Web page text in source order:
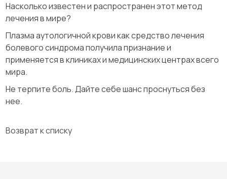
Насколько известен и распространен этот метод
лечения в мире?
Плазма аутологичной крови как средство лечения
болевого синдрома получила признание и
применяется в клиниках и медицинских центрах всего
мира.
Не терпите боль. Дайте себе шанс проснуться без
нее.
Возврат к списку